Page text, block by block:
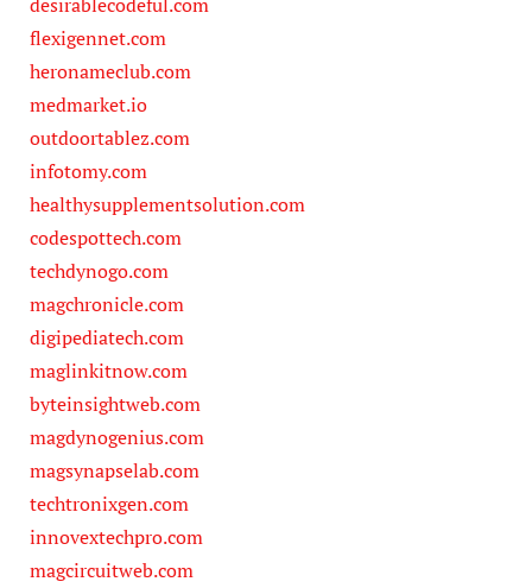
flexigennet.com
heronameclub.com
medmarket.io
outdoortablez.com
infotomy.com
healthysupplementsolution.com
codespottech.com
techdynogo.com
magchronicle.com
digipediatech.com
maglinkitnow.com
byteinsightweb.com
magdynogenius.com
magsynapselab.com
techtronixgen.com
innovextechpro.com
magcircuitweb.com